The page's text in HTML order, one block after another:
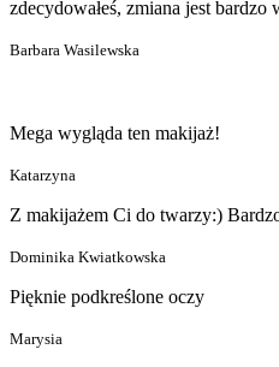
zdecydowałeś, zmiana jest bardzo
Barbara Wasilewska
Mega wygląda ten makijaż!
Katarzyna
Z makijażem Ci do twarzy:)
Dominika Kwiatkowska
Pięknie podkreślone oczy
Marysia